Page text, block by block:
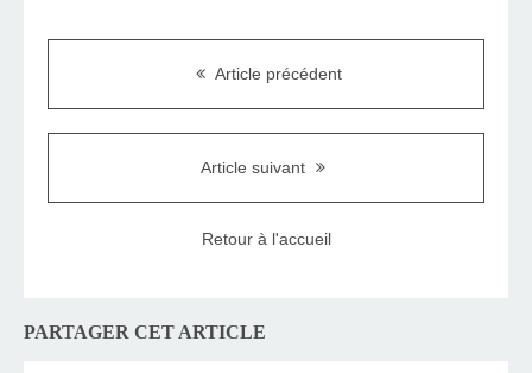
Article précédent
Article suivant
Retour à l'accueil
PARTAGER CET ARTICLE